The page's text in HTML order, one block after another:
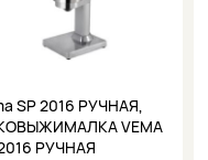
SP 2016 РУЧНАЯ,
VEMA
РУЧНАЯ